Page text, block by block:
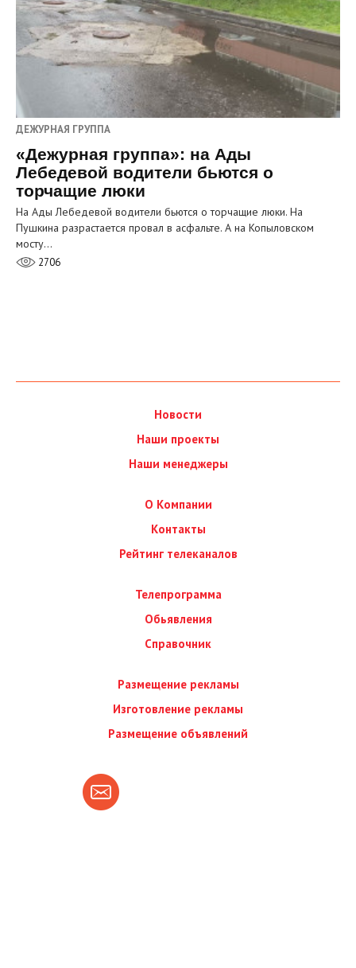
ДЕЖУРНАЯ ГРУППА
«Дежурная группа»: на Ады
Лебедевой водители бьются о
торчащие люки
На Ады Лебедевой водители бьются о торчащие люки. На
Пушкина разрастается провал в асфальте. А на Копыловском
мосту…
2706
Новости
Наши проекты
Наши менеджеры
О Компании
Контакты
Рейтинг телеканалов
Телепрограмма
Обьявления
Справочник
Размещение рекламы
Изготовление рекламы
Размещение объявлений